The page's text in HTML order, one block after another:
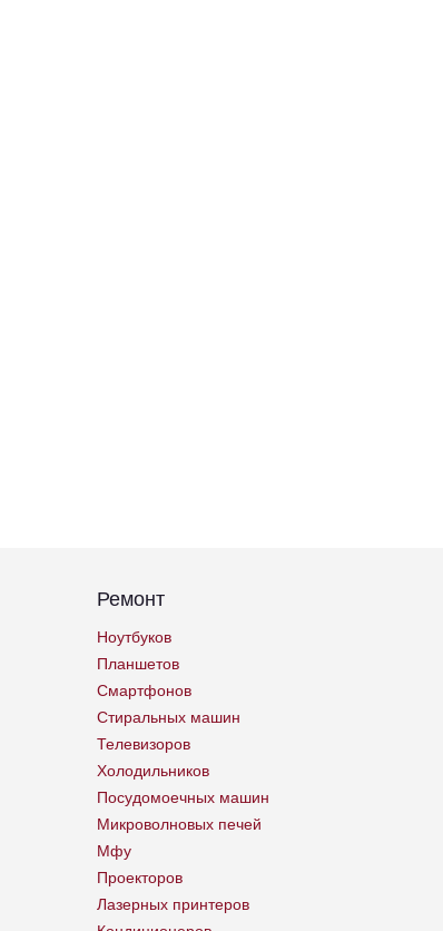
Ремонт
Ноутбуков
Планшетов
Смартфонов
Стиральных машин
Телевизоров
Холодильников
Посудомоечных машин
Микроволновых печей
Мфу
Проекторов
Лазерных принтеров